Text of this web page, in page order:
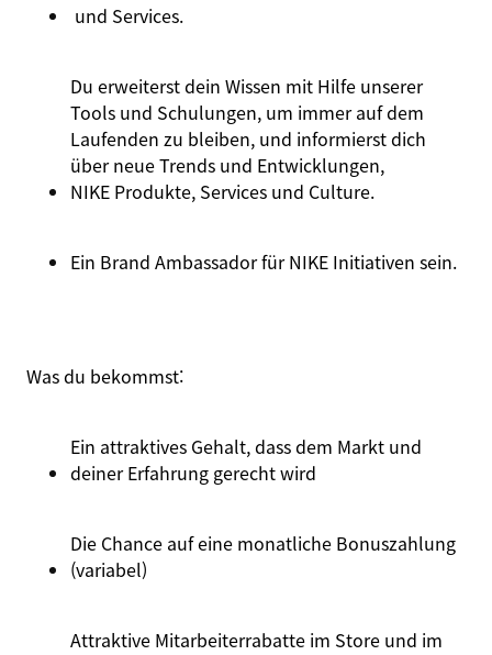
und Services.
Du erweiterst dein Wissen mit Hilfe unserer
Tools und Schulungen, um immer auf dem
Laufenden zu bleiben, und informierst dich
über neue Trends und Entwicklungen,
NIKE Produkte, Services und Culture.
Ein Brand Ambassador fürNIKE Initiativen sein.
Was du bekommst:
Ein attraktives Gehalt, dass dem Markt und
deiner Erfahrung gerecht wird
Die Chance auf eine monatliche Bonuszahlung
(variabel)
Attraktive Mitarbeiterrabatte im Store und im